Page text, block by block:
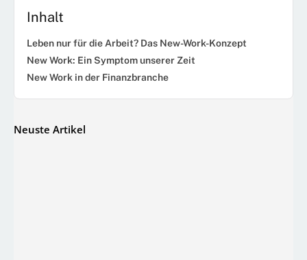
Inhalt
Leben nur für die Arbeit? Das New-Work-Konzept
New Work: Ein Symptom unserer Zeit
New Work in der Finanzbranche
Neuste Artikel